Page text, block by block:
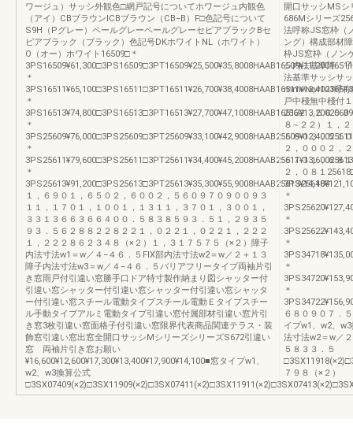
ワージュ）サッシ外観色□網戸記号についてホワージュ内観色
（アイ）CBブラウンICBブラウン（CB−B）F□色記号について
S9H（Pグレー）ペールグレーペールグレーセピアブラックBセ
ピアブラック（ブラック）色記号DKホワイトNL（ホワイト）
O（オー）ホワイト16509□＊
＊
＊
＊
＊
＊
3PS25613¥91,200□3PS25613□3PT25613¥35,300¥55,9008HAAB25613¥14,400
１，６９０１，６５０２，６００２，５６０９７０９００９３
１１，１７０１，１００１，１３１１，３７０１，３００１，
３３１３６６３６６４００．５８３８５９３．５１，２９３５
９３．５６２８８２２８２２１，０２２１，０２２１，２２２
１，２２２８６２３４８（×２）１，３１７５７５（×２）障子
内法寸法w1＝w／４−４６．５FIX部内法寸法w2＝w／２＋１３
障子内法寸法w3＝w／４−４６．５バリアフリータイプ両袖片引
き窓雨戸付引違い窓勝手口ドア特寸製作納まり図シャッター付
引違い窓シャッター付引違い窓シャッター付引違い窓シャッタ
ー付引違い窓スチール電動タイプスチール電動Ｅタイプスチー
ル手動タイプアルミ電動タイプ引違い窓付属部材引違い窓片引
き窓3枚引違い窓面格子付引違い窓限界代表商品関連テラス・装
飾窓引違い窓出窓全開口サッシMシリーズシリーズS672引違い
窓 両袖片引き窓お願い
¥16,600¥12,600¥17,300¥13,400¥17,900¥14,100■窓タイプw1、
w2、w3換算公式
開口サッシMSシ
686Mシリーズ
法呼称JS窓枠（
ング）構成部材
枠JS窓枠（ノン
シ内法基準障
法基準サッシサ
mmwww123呼
戸中棧無中棧付
256２，５６０
８∼２２）１，
５６０３，５１
２，０００２，
６７３１，６８
２，０８１
＊
＊
＊
＊
＊
６８０９０７．
イプw1、w2、
法寸法w2＝w／
５８３３．５
７９８（×２）